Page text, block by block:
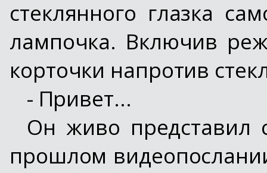
стеклянного глазка
лампочка. Включив
корточки напротив
- Привет...
Он живо представил
прошлом